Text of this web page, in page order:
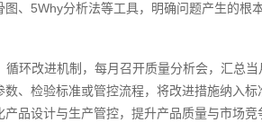
、5Why分析法等工具，明确问题产生的
环改进机制，每月召开质量分析会，汇总
、检验标准或管控流程，将改进措施纳入
品设计与生产管控，提升产品质量与市场竞